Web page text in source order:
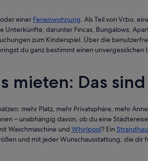
oder einer Ferienwohnung. Als Teil von Vrbo,
Unterkünfte, darunter Fincas, Bungalows,
zum Kinderspiel. Über die
du ganz bestimmt einen unvergesslichen
mieten: Das
mehr Platz, mehr Privatsphäre, mehr
– unabhängig davon, ob du eine
Waschmaschine und Whirlpool? Ein
und mit jeder Wunschausstattung, die dir